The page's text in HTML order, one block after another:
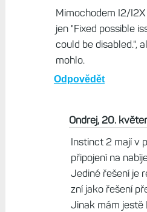
Mimochodem I2/
jen "Fixed possible
could be disabled.",
mohlo.
Odpovědět
Ondrej, 20.
Instinct 2 mají v
připojení na
Jediné řešení je
zní jako řešení
Jinak mám jestě